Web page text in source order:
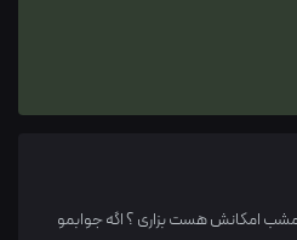
امکانش هست بزاری ؟ اگه جوابمو